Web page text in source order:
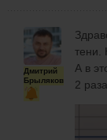
Дмитрий
Брыляков
тени.
А в
2